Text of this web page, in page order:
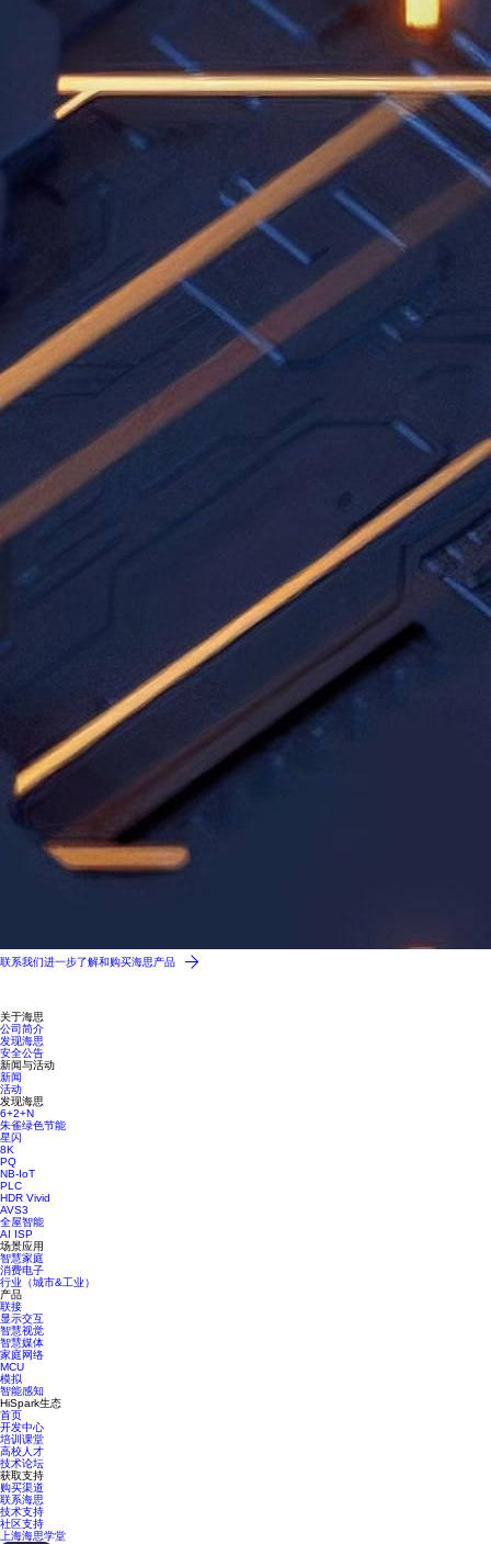
联系我们进一步了解和购买海思产品
关于海思
公司简介
发现海思
安全公告
新闻与活动
新闻
活动
发现海思
6+2+N
朱雀绿色节能
星闪
8K
PQ
NB-IoT
PLC
HDR Vivid
AVS3
全屋智能
AI ISP
场景应用
智慧家庭
消费电子
行业（城市&工业）
产品
联接
显示交互
智慧视觉
智慧媒体
家庭网络
MCU
模拟
智能感知
HiSpark生态
首页
开发中心
培训课堂
高校人才
技术论坛
获取支持
购买渠道
联系海思
技术支持
社区支持
上海海思学堂